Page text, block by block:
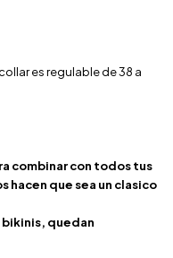
es regulable de 38 a
combinar con todos tus
hacen que sea un clasico
bikinis, quedan